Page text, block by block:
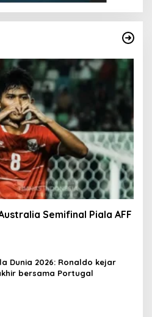
Semifinal Piala AFF
Dunia 2026: Ronaldo kejar
bersama Portugal